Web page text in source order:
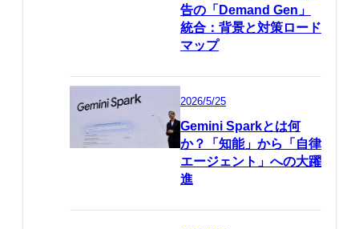
告の「Demand Gen」
統合：背景と対策ロード
マップ
2026/5/25
Gemini Sparkとは何
か？「知能」から「自律
エージェント」への大躍
進